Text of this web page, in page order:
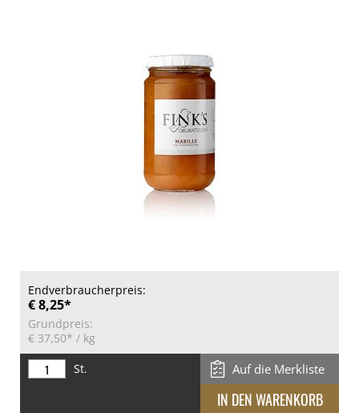
Endverbraucherpreis:
€ 8,25*
Grundpreis:
€ 37,50* / kg
St.
Auf die Merkliste